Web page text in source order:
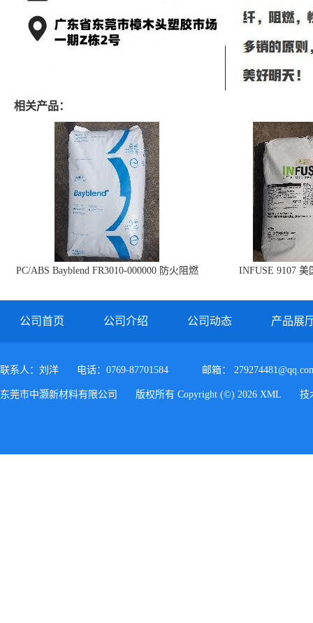
相关产品：
PC/ABS Bayblend FR3010-000000 防火阻燃
INFUSE 9107 美
公司首页 公司介绍 公司动态 产品展
联系人：刘洋 电话：0769-87701584 邮箱：
东莞市中灏新材料有限公司 版权所有 Copyright (©) 2026 XML 技